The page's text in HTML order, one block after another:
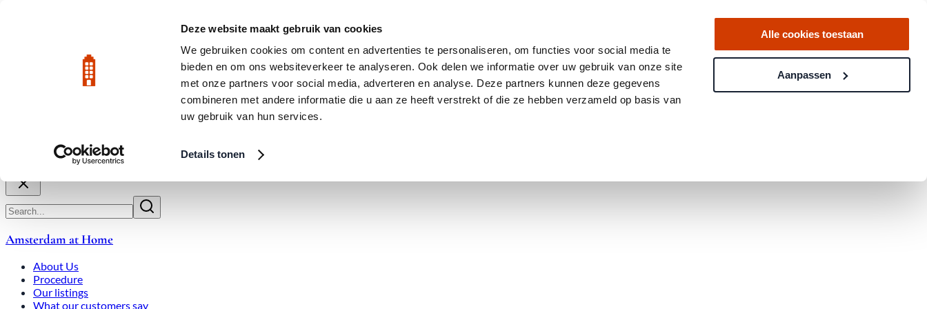
Deze website maakt gebruik van cookies
We gebruiken cookies om content en advertenties te personaliseren, om functies voor social media te
bieden en om ons websiteverkeer te analyseren. Ook delen we informatie over uw gebruik van onze site
met onze partners voor social media, adverteren en analyse. Deze partners kunnen deze gegevens
combineren met andere informatie die u aan ze heeft verstrekt of die ze hebben verzameld op basis van
uw gebruik van hun services.
Details tonen
Alle cookies toestaan
Aanpassen
Amsterdam at Home
About Us
Procedure
Our listings
What our customers say